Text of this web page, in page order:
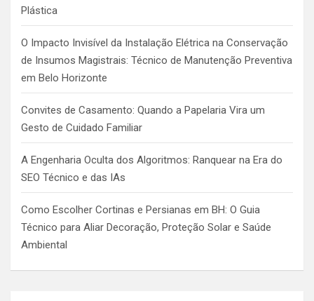
Plástica
O Impacto Invisível da Instalação Elétrica na Conservação
de Insumos Magistrais: Técnico de Manutenção Preventiva
em Belo Horizonte
Convites de Casamento: Quando a Papelaria Vira um
Gesto de Cuidado Familiar
A Engenharia Oculta dos Algoritmos: Ranquear na Era do
SEO Técnico e das IAs
Como Escolher Cortinas e Persianas em BH: O Guia
Técnico para Aliar Decoração, Proteção Solar e Saúde
Ambiental